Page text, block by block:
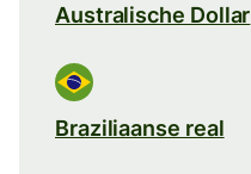
Australische Dollar
Braziliaanse real